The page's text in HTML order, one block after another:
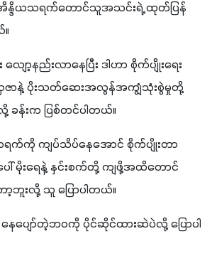
အိန္ဒိယသရက်တောင်သူအသင်းရဲ့ ထုတ်ပြန်
ော့နည်းလာနေပြီး ဒါဟာ စိုက်ပျိုးရေး
ဩဇာနဲ့ ပိုးသတ်ဆေးအလွန်အကျွံသုံးစွဲမှုတို့
ခန်းက ပြစ်တင်ပါတယ်။
က်ကို ကျပ်သိပ်နေအောင် စိုက်ပျိုးတာ
ါ် မိုးရေနဲ့ နှင်းစက်တို့ ကျဖို့အထိတောင်
ဘူးလို့ သူ ပြောပါတယ်။
ေပျော်တဲ့ဘဝကို ပိုင်ဆိုင်ထားဆဲပဲလို့ ပြောပါ